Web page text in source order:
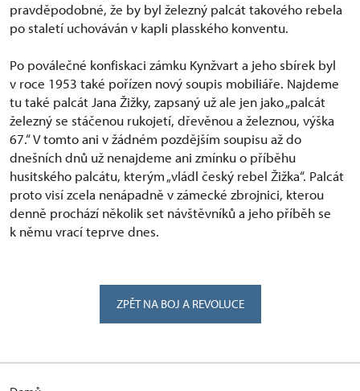
pravděpodobné, že by byl železný palcát takového rebela
po staletí uchováván v kapli plasského konventu.
Po poválečné konfiskaci zámku Kynžvart a jeho sbírek byl
v roce 1953 také pořízen nový soupis mobiliáře. Najdeme
tu také palcát Jana Žižky, zapsaný už ale jen jako „palcát
železný se stáčenou rukojetí, dřevěnou a železnou, výška
67.“ V tomto ani v žádném pozdějším soupisu až do
dnešních dnů už nenajdeme ani zmínku o příběhu
husitského palcátu, kterým „vládl český rebel Žižka“. Palcát
proto visí zcela nenápadně v zámecké zbrojnici, kterou
denně prochází několik set návštěvníků a jeho příběh se
k němu vrací teprve dnes.
ZPĚT NA BOJ A REVOLUCE